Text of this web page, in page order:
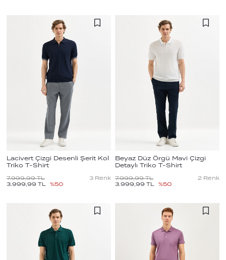
Lacivert Çizgi Desenli Şerit Kol
Triko T-Shirt
7.999,99 TL
3.999,99 TL %50
3 Renk
Beyaz Düz Örgü Mavi Çizgi
Detaylı Triko T-Shirt
7.999,99 TL
3.999,99 TL %50
2 Renk